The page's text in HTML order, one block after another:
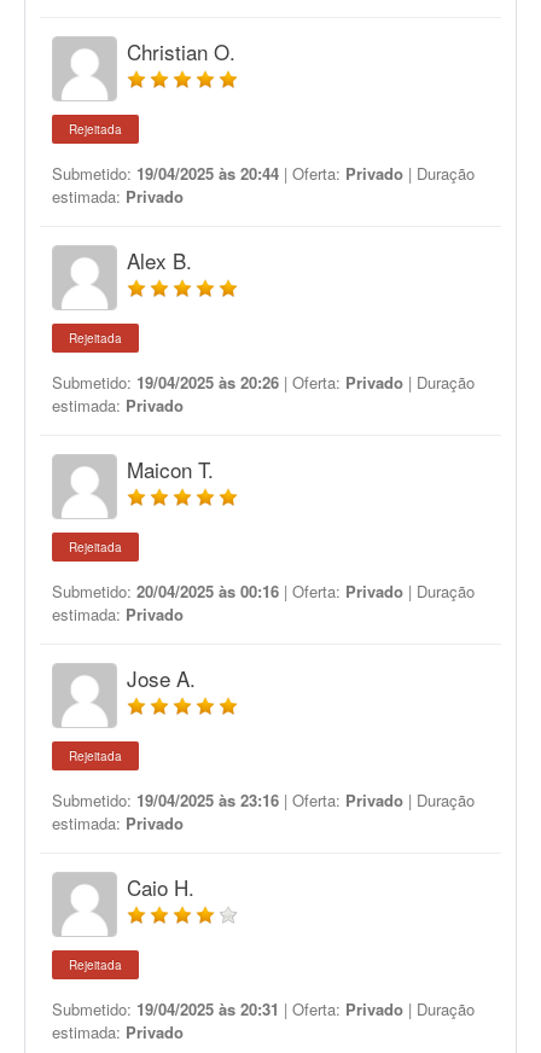
Christian O.
Rejeitada
Submetido: 19/04/2025 às 20:44 | Oferta: Privado | Duração
estimada: Privado
Alex B.
Rejeitada
Submetido: 19/04/2025 às 20:26 | Oferta: Privado | Duração
estimada: Privado
Maicon T.
Rejeitada
Submetido: 20/04/2025 às 00:16 | Oferta: Privado | Duração
estimada: Privado
Jose A.
Rejeitada
Submetido: 19/04/2025 às 23:16 | Oferta: Privado | Duração
estimada: Privado
Caio H.
Rejeitada
Submetido: 19/04/2025 às 20:31 | Oferta: Privado | Duração
estimada: Privado